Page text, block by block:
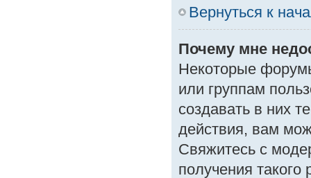
Вернуться к
Почему мне
Некоторые
или группам
создавать в них
действия, вам
Свяжитесь с
получения такого